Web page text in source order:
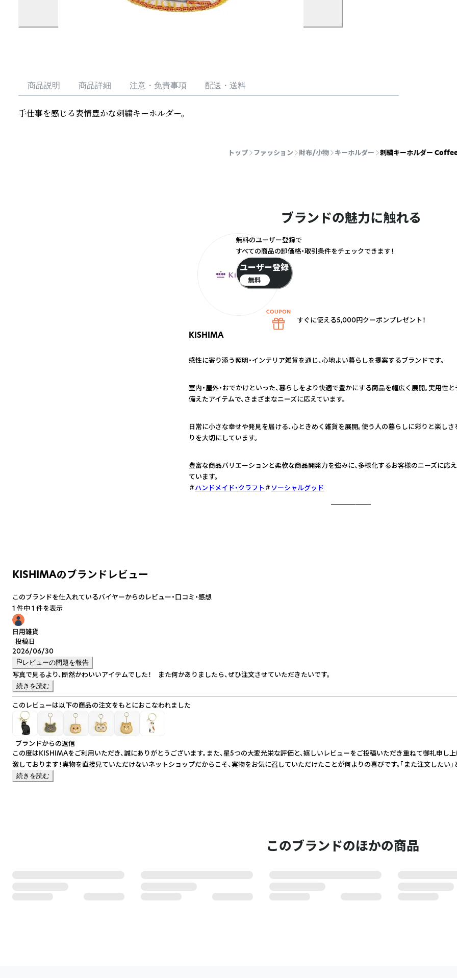
商品説明 商品詳細 注意・免責事項 配送・送料
手仕事を感じる表情豊かな刺繍キーホルダー。
トップ ファッション 財布/小物 キーホルダー 刺繍キーホルダー
ブランドの魅力に触れる
KISHIMA
感性に寄り添う照明・インテリア雑貨を通じ、心地よい暮らしを提案するブランドです。
室内・屋外・おでかけといった、暮らしをより快適で豊かにする商品を幅広く展開。実用性
備えたアイテムで、さまざまなニーズに応えています。
日常に小さな幸せや発見を届ける、心ときめく雑貨を展開。使う人の暮らしに彩りと楽しさ
りを大切にしています。
豊富な商品バリエーションと柔軟な商品開発力を強みに、多様化するお客様のニーズに応
ています。
ハンドメイド・クラフト
ソーシャルグッド
KISHIMAのブランドレビュー
このブランドを仕入れているバイヤーからのレビュー・口コミ・感想
1 件中 1 件を表示
日用雑貨
投稿日
2026/06/30
レビューの問題を報告
写真で見るより、断然かわいいアイテムでした！ また何かありましたら、ぜひ注文させていただきたいです。
続きを読む
このレビューは以下の商品の注文をもとにおこなわれました
ブランドからの返信
この度はKISHIMAをご利用いただき、誠にありがとうございます。また、星5つの大変光栄な評価と、嬉しいレビューをご投稿いただき重ねて御礼申し
激しております！実物を直接見ていただけないネットショップだからこそ、実物をお気に召していただけたことが何よりの喜びです。「また注文したい
ます。お客様のまたのご利用を、スタッフ一同心よりお待ちしております。
続きを読む
このブランドのほかの商品
無料のユーザー登録で
すべての商品の卸価格・取引条件をチェックできます！
ユーザー登録
無料
すぐに使える5,000円クーポンプレゼント！